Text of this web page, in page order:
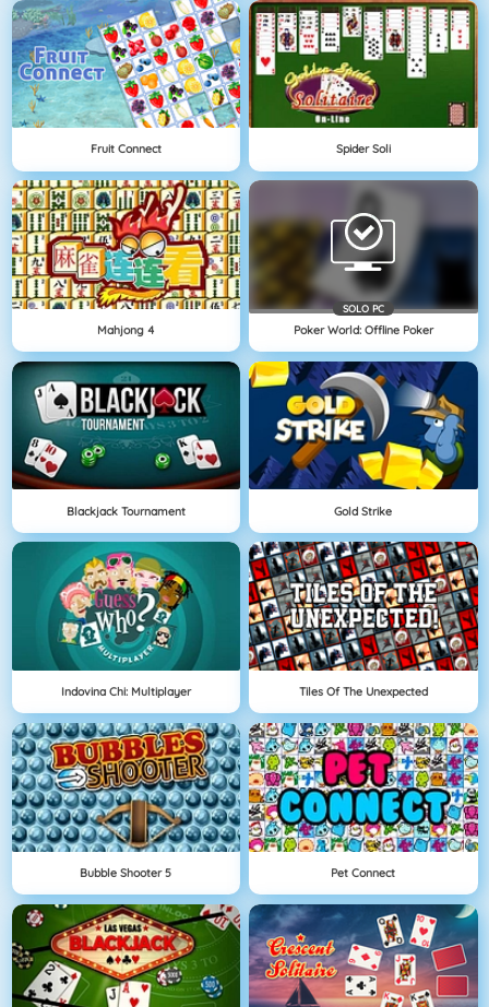
Fruit Connect Spider Soli
Mahjong 4
SOLO PC
Poker World: Offline Poker
Blackjack Tournament Gold Strike
Indovina Chi: Multiplayer Tiles Of The Unexpected
Bubble Shooter 5 Pet Connect